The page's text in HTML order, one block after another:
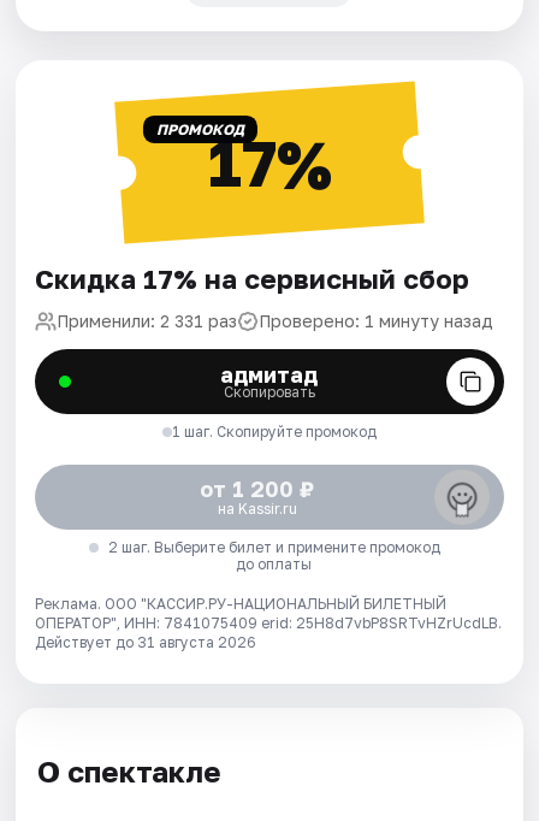
ПРОМОКОД17%
Скидка 17% на сервисный сбор
Применили: 2 331 раз Проверено: 1 минуту назад
адмитад
Скопировать
1 шаг. Скопируйте промокод
от 1 200 ₽
на Kassir.ru
2 шаг. Выберите билет и примените промокод
до оплаты
Реклама. ООО "КАССИР.РУ-НАЦИОНАЛЬНЫЙ БИЛЕТНЫЙ
ОПЕРАТОР", ИНН: 7841075409 erid: 25H8d7vbP8SRTvHZrUcdLB.
Действует до 31 августа 2026
О спектакле